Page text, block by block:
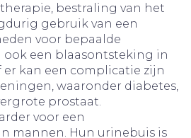
bestraling van het
gebruik van een
voor bepaalde
een blaasontsteking in
er kan een complicatie zijn
waaronder diabetes,
prostaat.
voor een
mannen. Hun urinebuis is